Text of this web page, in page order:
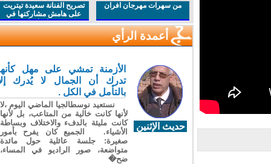
من سهرات مهرجان افران
تصريح الفنانة سعيدة تيتريت
على هامش مشاركتها في
مهرجان افران
أعمدة الرأي
حديث الإثنين
الأزمنة تمشي على مهل كأنها
تدرك أن الجمال لا يُدرك إلا
بالتأمل في الكل .
نستعيد نوسطالجيا الماضي اليوم ،لا
لأنها كانت خالية من المتاعب، بل لأنها
كانت مليئة بالدفء والاختلاف وبساطة
الأشياء. الجميع كان يفرح بأمور
صغيرة: جلسة عائلية حول مائدة
متواضعة، صور الراديو في المساء،
ضح�